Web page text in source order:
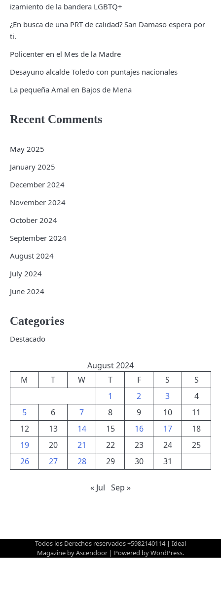
izamiento de la bandera LGBTQ+
¿En busca de una PRT de calidad? San Damaso espera por
ti.
Policenter en el Mes de la Madre
Desayuno alcalde Toledo con puntajes nacionales
La pequeña Amal en Bajos de Mena
Recent Comments
May 2025
January 2025
December 2024
November 2024
October 2024
September 2024
August 2024
July 2024
June 2024
Categories
Destacado
August 2024
M
T W T F S
S
1
2 3
4
5
6 7 8 9 10
11
12
13 14 15 16 17
18
19
20 21 22 23 24
25
26
27 28 29 30 31
« Jul Sep »
Todos los Derechos reservados +5982140114 | Ideal
Magazine byAscendoor | Powered byWordPress.